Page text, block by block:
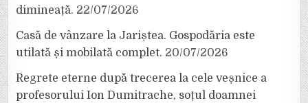
dimineață. 22/07/2026
Casă de vânzare la Jariștea. Gospodăria este
utilată și mobilată complet. 20/07/2026
Regrete eterne după trecerea la cele veșnice a
profesorului Ion Dumitrache, soțul doamnei